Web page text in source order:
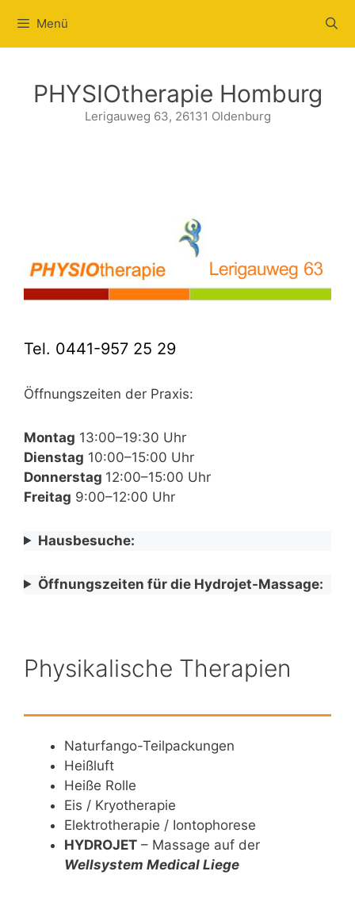
Inhalt
springen
Menü
PHYSIOtherapie Homburg
Lerigauweg 63, 26131 Oldenburg
Physikalische Therapien
Naturfango-Teilpackungen
Heißluft
Heiße Rolle
Eis / Kryotherapie
Elektrotherapie / Iontophorese
HYDROJET – Massage auf der
Wellsystem Medical Liege
Tel. 0441-957 25 29
Öffnungszeiten der Praxis:
Montag 13:00–19:30 Uhr
Dienstag 10:00–15:00 Uhr
Donnerstag 12:00–15:00 Uhr
Freitag 9:00–12:00 Uhr
Hausbesuche:
Öffnungszeiten für die Hydrojet-Massage: